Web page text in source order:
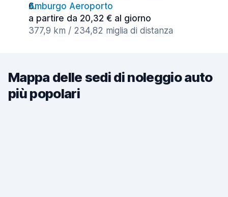
Amburgo Aeroporto
a partire da 20,32 € al giorno
377,9 km / 234,82 miglia di distanza
Mappa delle sedi di noleggio auto
più popolari